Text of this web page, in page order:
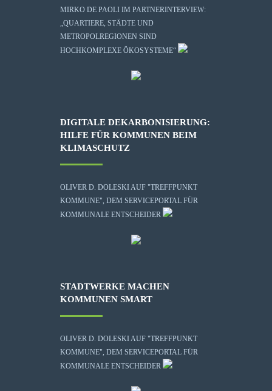
MIRKO DE PAOLI IM PARTNERINTERVIEW:
„QUARTIERE, STÄDTE UND
METROPOLREGIONEN SIND
HOCHKOMPLEXE ÖKOSYSTEME“
DIGITALE DEKARBONISIERUNG:
HILFE FÜR KOMMUNEN BEIM
KLIMASCHUTZ
OLIVER D. DOLESKI AUF "TREFFPUNKT
KOMMUNE", DEM SERVICEPORTAL FÜR
KOMMUNALE ENTSCHEIDER
STADTWERKE MACHEN
KOMMUNEN SMART
OLIVER D. DOLESKI AUF "TREFFPUNKT
KOMMUNE", DEM SERVICEPORTAL FÜR
KOMMUNALE ENTSCHEIDER